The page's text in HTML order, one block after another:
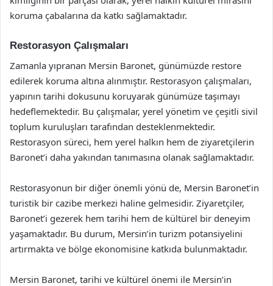
koruma çabalarına da katkı sağlamaktadır.
Restorasyon Çalışmaları
Zamanla yıpranan Mersin Baronet, günümüzde restore
edilerek koruma altına alınmıştır. Restorasyon çalışmaları,
yapının tarihi dokusunu koruyarak günümüze taşımayı
hedeflemektedir. Bu çalışmalar, yerel yönetim ve çeşitli sivil
toplum kuruluşları tarafından desteklenmektedir.
Restorasyon süreci, hem yerel halkın hem de ziyaretçilerin
Baronet’i daha yakından tanımasına olanak sağlamaktadır.
Restorasyonun bir diğer önemli yönü de, Mersin Baronet’in
turistik bir cazibe merkezi haline gelmesidir. Ziyaretçiler,
Baronet’i gezerek hem tarihi hem de kültürel bir deneyim
yaşamaktadır. Bu durum, Mersin’in turizm potansiyelini
artırmakta ve bölge ekonomisine katkıda bulunmaktadır.
Mersin Baronet, tarihi ve kültürel önemi ile Mersin’in